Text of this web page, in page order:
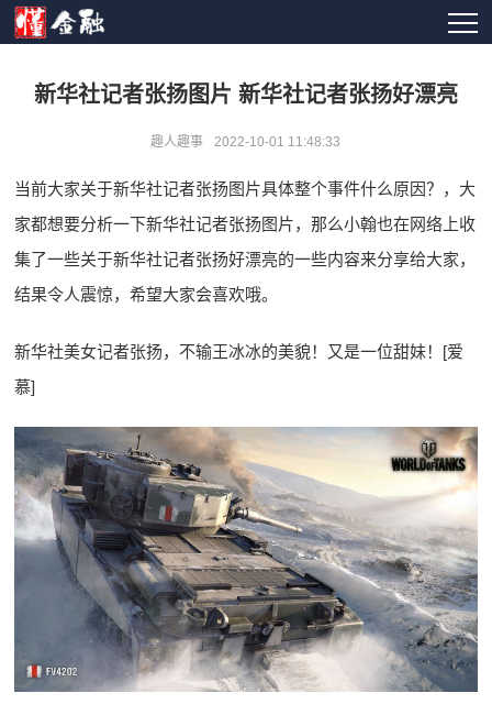
新华社记者张扬图片 新华社记者张扬好漂亮
趣人趣事 2022-10-01 11:48:33
当前大家关于新华社记者张扬图片具体整个事件什么原因？，大
家都想要分析一下新华社记者张扬图片，那么小翰也在网络上收
集了一些关于新华社记者张扬好漂亮的一些内容来分享给大家，
结果令人震惊，希望大家会喜欢哦。
新华社美女记者张扬，不输王冰冰的美貌！又是一位甜妹！[爱
慕]